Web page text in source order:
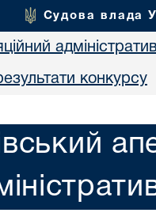
Судова влада
конкурсу